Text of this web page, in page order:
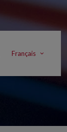
Français